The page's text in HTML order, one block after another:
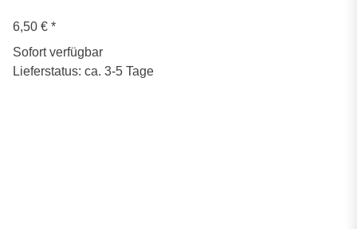
6,50 € *
Sofort verfügbar
Lieferstatus: ca. 3-5 Tage